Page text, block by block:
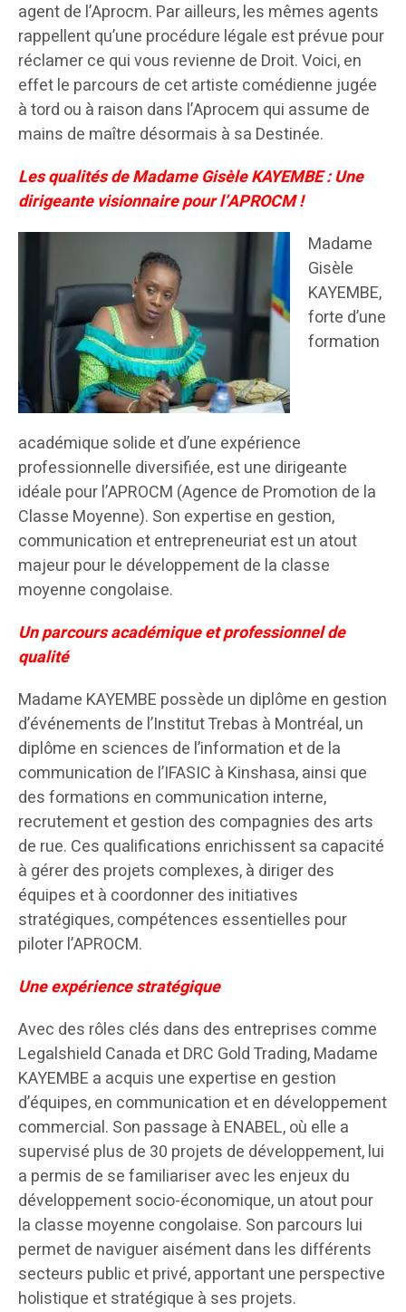
agent de l’Aprocm. Par ailleurs, les mêmes agents
rappellent qu’une procédure légale est prévue pour
réclamer ce qui vous revienne de Droit. Voici, en
effet le parcours de cet artiste comédienne jugée
à tord ou à raison dans l’Aprocem qui assume de
mains de maître désormais à sa Destinée.
Les qualités de Madame Gisèle KAYEMBE : Une
dirigeante visionnaire pour l’APROCM !
Madame
Gisèle
KAYEMBE,
forte d’une
formation
académique solide et d’une expérience
professionnelle diversifiée, est une dirigeante
idéale pour l’APROCM (Agence de Promotion de la
Classe Moyenne). Son expertise en gestion,
communication et entrepreneuriat est un atout
majeur pour le développement de la classe
moyenne congolaise.
Un parcours académique et professionnel de
qualité
Madame KAYEMBE possède un diplôme en gestion
d’événements de l’Institut Trebas à Montréal, un
diplôme en sciences de l’information et de la
communication de l’IFASIC à Kinshasa, ainsi que
des formations en communication interne,
recrutement et gestion des compagnies des arts
de rue. Ces qualifications enrichissent sa capacité
à gérer des projets complexes, à diriger des
équipes et à coordonner des initiatives
stratégiques, compétences essentielles pour
piloter l’APROCM.
Une expérience stratégique
Avec des rôles clés dans des entreprises comme
Legalshield Canada et DRC Gold Trading, Madame
KAYEMBE a acquis une expertise en gestion
d’équipes, en communication et en développement
commercial. Son passage à ENABEL, où elle a
supervisé plus de 30 projets de développement, lui
a permis de se familiariser avec les enjeux du
développement socio-économique, un atout pour
la classe moyenne congolaise. Son parcours lui
permet de naviguer aisément dans les différents
secteurs public et privé, apportant une perspective
holistique et stratégique à ses projets.